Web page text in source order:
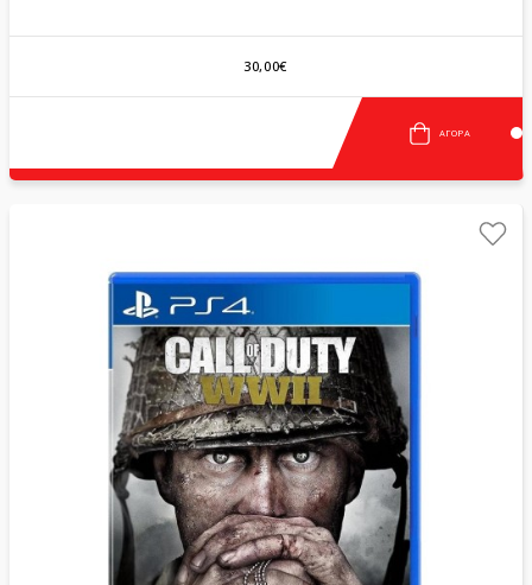
30,00€
ΑΓΟΡΆ